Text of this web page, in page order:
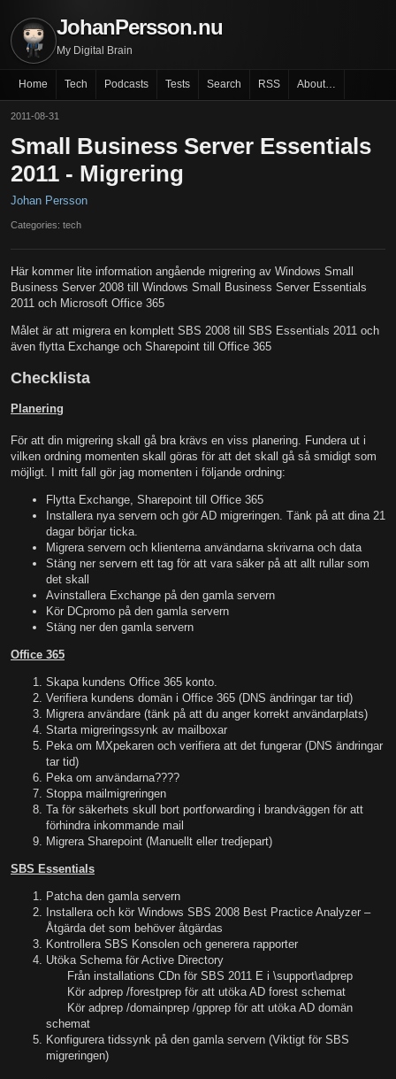
JohanPersson.nu
My Digital Brain
Home Tech Podcasts Tests Search RSS About…
2011-08-31
Small Business Server Essentials
2011 - Migrering
Johan Persson
Categories: tech
Här kommer lite information angående migrering av Windows Small
Business Server 2008 till Windows Small Business Server Essentials
2011 och Microsoft Office 365
Målet är att migrera en komplett SBS 2008 till SBS Essentials 2011 och
även flytta Exchange och Sharepoint till Office 365
Checklista
Planering
För att din migrering skall gå bra krävs en viss planering. Fundera ut i
vilken ordning momenten skall göras för att det skall gå så smidigt som
möjligt. I mitt fall gör jag momenten i följande ordning:
Flytta Exchange, Sharepoint till Office 365
Installera nya servern och gör AD migreringen. Tänk på att dina 21
dagar börjar ticka.
Migrera servern och klienterna användarna skrivarna och data
Stäng ner servern ett tag för att vara säker på att allt rullar som
det skall
Avinstallera Exchange på den gamla servern
Kör DCpromo på den gamla servern
Stäng ner den gamla servern
Office 365
Skapa kundens Office 365 konto.
Verifiera kundens domän i Office 365 (DNS ändringar tar tid)
Migrera användare (tänk på att du anger korrekt användarplats)
Starta migreringssynk av mailboxar
Peka om MXpekaren och verifiera att det fungerar (DNS ändringar
tar tid)
Peka om användarna????
Stoppa mailmigreringen
Ta för säkerhets skull bort portforwarding i brandväggen för att
förhindra inkommande mail
Migrera Sharepoint (Manuellt eller tredjepart)
SBS Essentials
Patcha den gamla servern
Installera och kör Windows SBS 2008 Best Practice Analyzer –
Åtgärda det som behöver åtgärdas
Kontrollera SBS Konsolen och generera rapporter
Utöka Schema för Active Directory
Från installations CDn för SBS 2011 E i \support\adprep
Kör adprep /forestprep för att utöka AD forest schemat
Kör adprep /domainprep /gpprep för att utöka AD domän
schemat
Konfigurera tidssynk på den gamla servern (Viktigt för SBS
migreringen)